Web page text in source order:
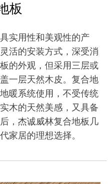
板
实用性和美观性的产
活的安装方式，深受消
的外观，但采用三层或
一层天然木皮。复合地
暖系统使用，不受传统
木的天然美感，又具备
，杰诚威林复合地板几
家居的理想选择。